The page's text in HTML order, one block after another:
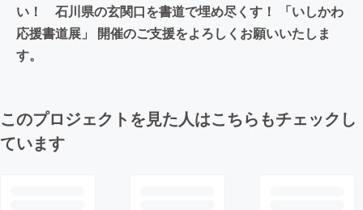
い！ 石川県の玄関口を書道で埋め尽くす！ 「いしかわ
応援書道展」 開催のご支援をよろしくお願いいたしま
す。
このプロジェクトを見た人はこちらもチェックし
ています